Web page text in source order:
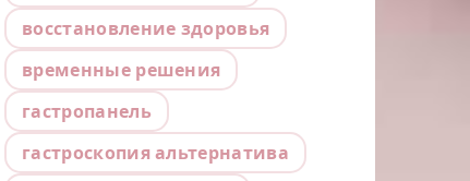
восстановление здоровья
временные решения
гастропанель
гастроскопия альтернатива